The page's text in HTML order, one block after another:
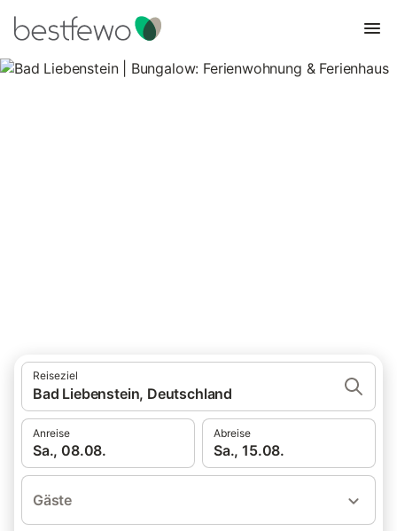
Reiseziel
Bad Liebenstein, Deutschland
Anreise
Sa., 08.08.
Abreise
Sa., 15.08.
Gäste